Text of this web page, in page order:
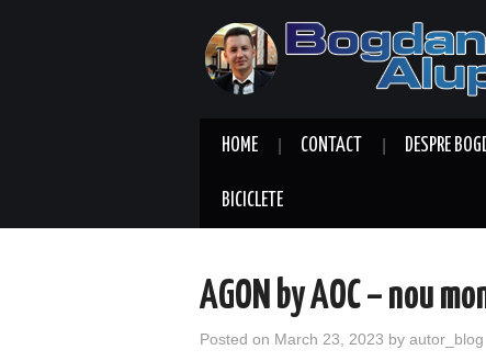
HOME CONTACT DESPRE
BICICLETE
AGON by AOC – nou
Posted on March 23, 2023 by autor_blog